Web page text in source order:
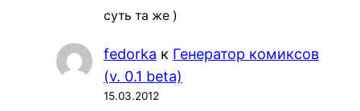
суть та же )
fedorka к Генератор комиксов
(v. 0.1 beta)
15.03.2012